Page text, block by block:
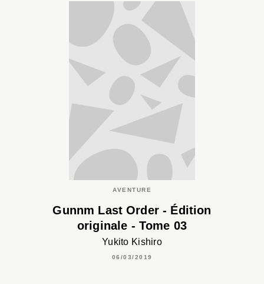
AVENTURE
Gunnm Last Order - Édition
originale - Tome 03
Yukito Kishiro
06/03/2019